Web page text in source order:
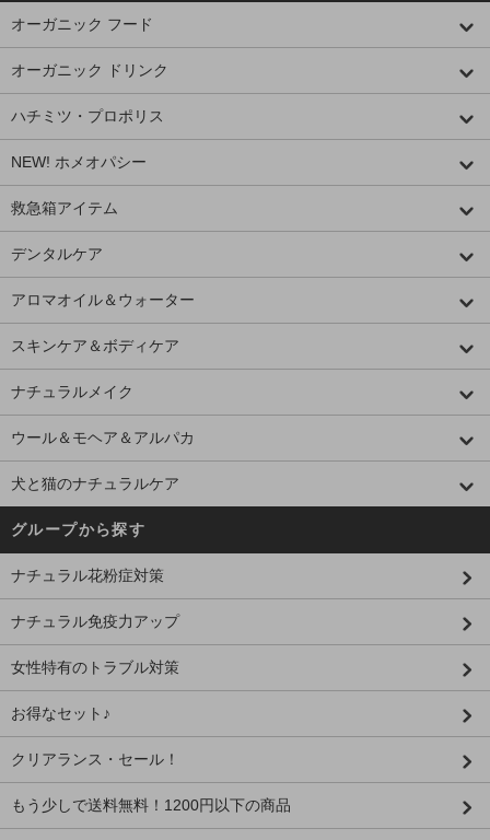
オーガニック フード
オーガニック ドリンク
ハチミツ・プロポリス
NEW! ホメオパシー
救急箱アイテム
デンタルケア
アロマオイル＆ウォーター
スキンケア＆ボディケア
ナチュラルメイク
ウール＆モヘア＆アルパカ
犬と猫のナチュラルケア
グループから探す
ナチュラル花粉症対策
ナチュラル免疫力アップ
女性特有のトラブル対策
お得なセット♪
クリアランス・セール！
もう少しで送料無料！1200円以下の商品